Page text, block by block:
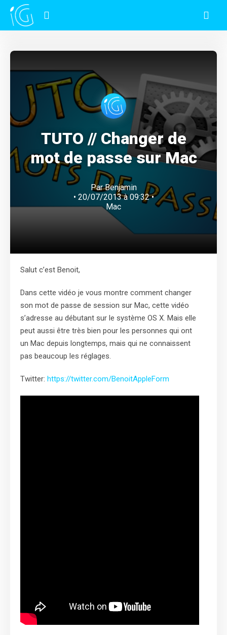
TUTO // Changer de
mot de passe sur Mac
ParBenjamin
• 20/07/2013 à 09:32 •
Mac
Salut c’est Benoit,
Dans cette vidéo je vous montre comment changer
son mot de passe de session sur Mac, cette vidéo
s’adresse au débutant sur le système OS X. Mais elle
peut aussi être très bien pour les personnes qui ont
un Mac depuis longtemps, mais qui ne connaissent
pas beaucoup les réglages.
Twitter: https://twitter.com/BenoitAppleForm